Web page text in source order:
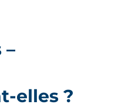
elles ?